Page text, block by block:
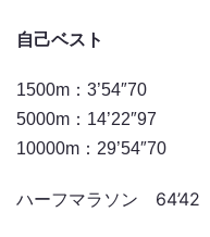
自己ベスト
1500m：3’54″70
5000m：14’22″97
10000m：29’54″70
ハーフマラソン 64’42